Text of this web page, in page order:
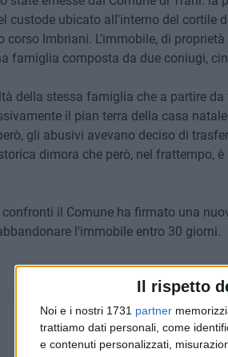
Il rispetto
Noi e i nostri 1731 partner
trattiamo dati personali, come
e contenuti personalizzati,
custode ubicato all'interno del cortile
corso Imbriani. L'immobile, di
famiglia composta da due coniugi,
della stessa famiglia che a partire
il pian terra della casa
gli abusivi avevano deciso di
dimora che però, nel frattempo,
confronti il Comune ha firmato una
l'immobile entro 30 giorni.